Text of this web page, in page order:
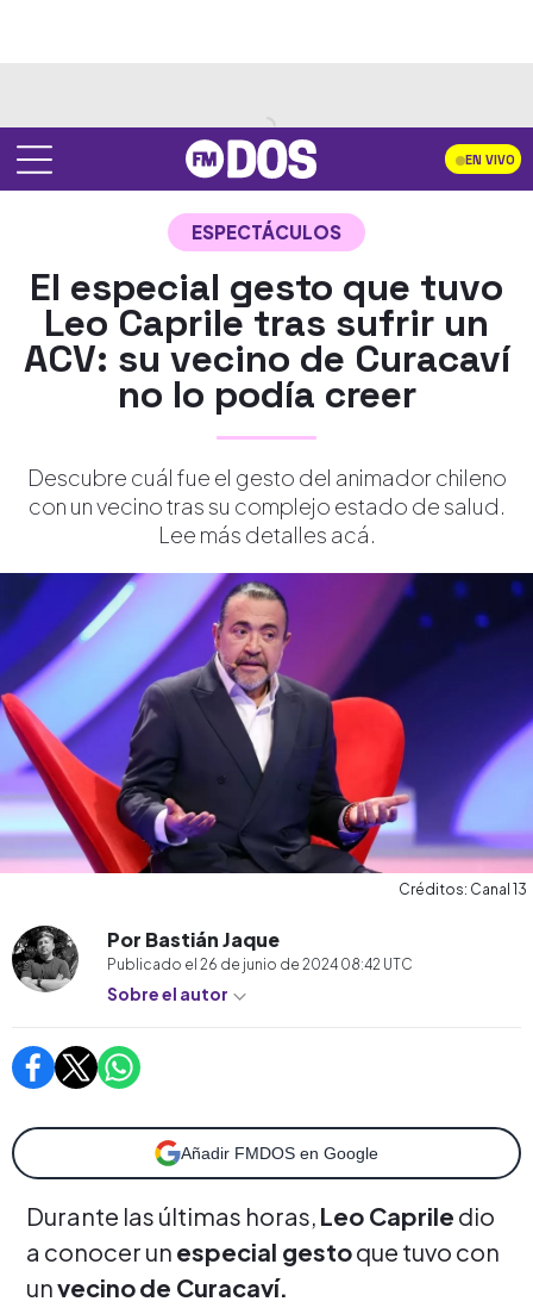
EN VIVO
ESPECTÁCULOS
El especial gesto que tuvo
Leo Caprile tras sufrir un
ACV: su vecino de Curacaví
no lo podía creer
Descubre cuál fue el gesto del animador chileno
con un vecino tras su complejo estado de salud.
Lee más detalles acá.
Créditos: Canal 13
Por Bastián Jaque
Publicado el 26 de junio de 2024 08:42 UTC
Sobre el autor
Añadir FMDOS en Google
Durante las últimas horas, Leo Caprile dio
a conocer un especial gestoque tuvo con
unvecinode Curacaví.